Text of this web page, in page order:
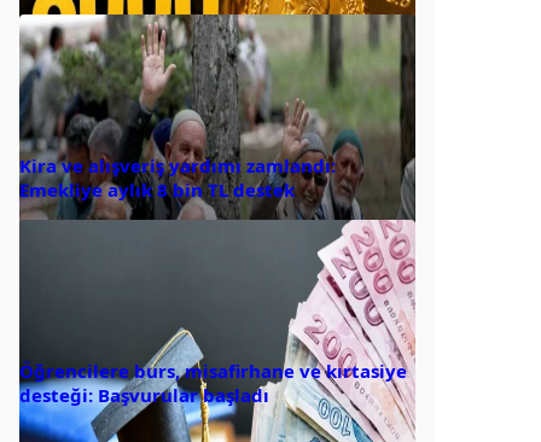
Kira ve alışveriş yardımı zamlandı:
Emekliye aylık 8 bin TL destek
Öğrencilere burs, misafirhane ve kırtasiye
desteği: Başvurular başladı